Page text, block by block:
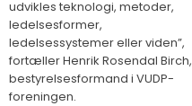
udvikles teknologi, metoder,
ledelsesformer,
ledelsessystemer eller viden”,
fortæller Henrik Rosendal Birch,
bestyrelsesformand i VUDP-
foreningen.